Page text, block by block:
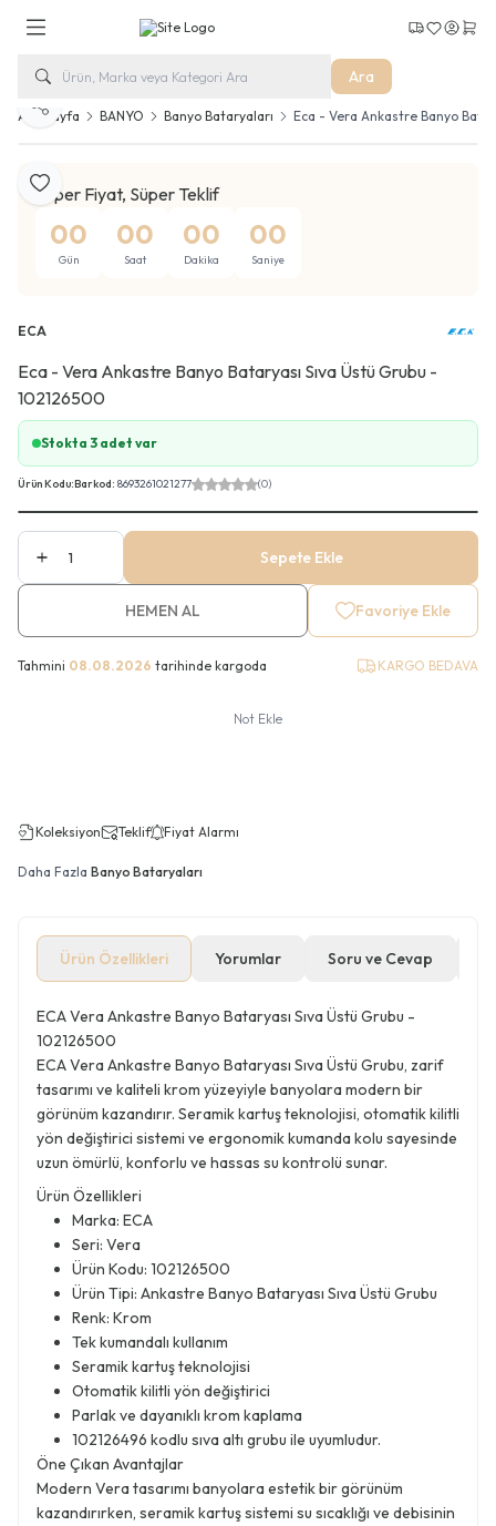
Ara
Kargo Takip
Favorilerim
Hesabım
Ana Sayfa BANYO Banyo Bataryaları Eca - Vera Ankastre Banyo
Favoriye Ekle
Paylaş
Süper Fiyat, Süper Teklif
00
Gün
00
Saat
00
Dakika
00
Saniye
ECA
Eca - Vera Ankastre Banyo Bataryası Sıva Üstü Grubu -
102126500
Stokta 3 adet var
Ürün Kodu:Barkod: 8693261021277 (0)
Sepete Ekle
HEMEN AL Favoriye Ekle
Tahmini 08.08.2026 tarihinde kargoda KARGO BEDAVA
Not Ekle
Koleksiyon Teklif Fiyat Alarmı
Daha Fazla Banyo Bataryaları
Ürün Özellikleri Yorumlar Soru ve Cevap
ECA Vera Ankastre Banyo Bataryası Sıva Üstü Grubu -
102126500
ECA Vera Ankastre Banyo Bataryası Sıva Üstü Grubu, zarif
tasarımı ve kaliteli krom yüzeyiyle banyolara modern bir
görünüm kazandırır. Seramik kartuş teknolojisi, otomatik kilitli
yön değiştirici sistemi ve ergonomik kumanda kolu sayesinde
uzun ömürlü, konforlu ve hassas su kontrolü sunar.
Ürün Özellikleri
Marka: ECA
Seri: Vera
Ürün Kodu: 102126500
Ürün Tipi: Ankastre Banyo Bataryası Sıva Üstü Grubu
Renk: Krom
Tek kumandalı kullanım
Seramik kartuş teknolojisi
Otomatik kilitli yön değiştirici
Parlak ve dayanıklı krom kaplama
102126496 kodlu sıva altı grubu ile uyumludur.
Öne Çıkan Avantajlar
Modern Vera tasarımı banyolara estetik bir görünüm
kazandırırken, seramik kartuş sistemi su sıcaklığı ve debisinin